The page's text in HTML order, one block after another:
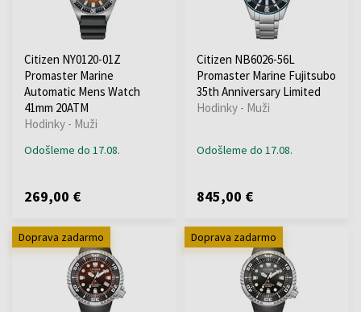
Citizen NY0120-01Z
Promaster Marine
Automatic Mens Watch
41mm 20ATM
Hodinky - Muži
Odošleme do 17.08.
269,00 €
Citizen NB6026-56L
Promaster Marine Fujitsubo
35th Anniversary Limited
Hodinky - Muži
Odošleme do 17.08.
845,00 €
Doprava zadarmo Doprava zadarmo